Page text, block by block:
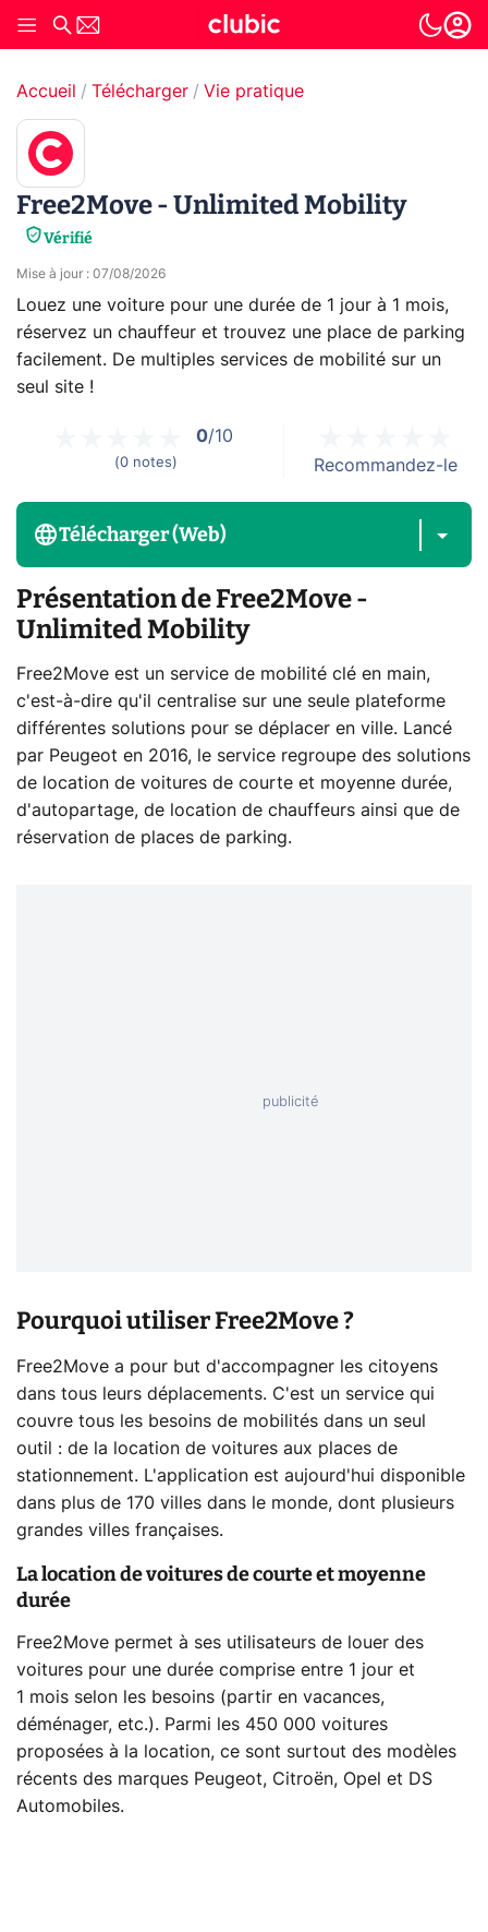
Accueil Télécharger Vie pratique
Free2Move - Unlimited Mobility
Vérifié
Mise à jour : 07/08/2026
Louez une voiture pour une durée de 1 jour à 1 mois,
réservez un chauffeur et trouvez une place de parking
facilement. De multiples services de mobilité sur un
seul site !
0/10
(0 notes) Recommandez-le
Télécharger (Web)
Présentation de Free2Move -
Unlimited Mobility
Free2Move est un service de mobilité clé en main,
c'est-à-dire qu'il centralise sur une seule plateforme
différentes solutions pour se déplacer en ville. Lancé
par Peugeot en 2016, le service regroupe des solutions
de location de voitures de courte et moyenne durée,
d'autopartage, de location de chauffeurs ainsi que de
réservation de places de parking.
Pourquoi utiliser Free2Move ?
Free2Move a pour but d'accompagner les citoyens
dans tous leurs déplacements. C'est un service qui
couvre tous les besoins de mobilités dans un seul
outil : de la location de voitures aux places de
stationnement. L'application est aujourd'hui disponible
dans plus de 170 villes dans le monde, dont plusieurs
grandes villes françaises.
La location de voitures de courte et moyenne
durée
Free2Move permet à ses utilisateurs de louer des
voitures pour une durée comprise entre 1 jour et
1 mois selon les besoins (partir en vacances,
déménager, etc.). Parmi les 450 000 voitures
proposées à la location, ce sont surtout des modèles
récents des marques Peugeot, Citroën, Opel et DS
Automobiles.